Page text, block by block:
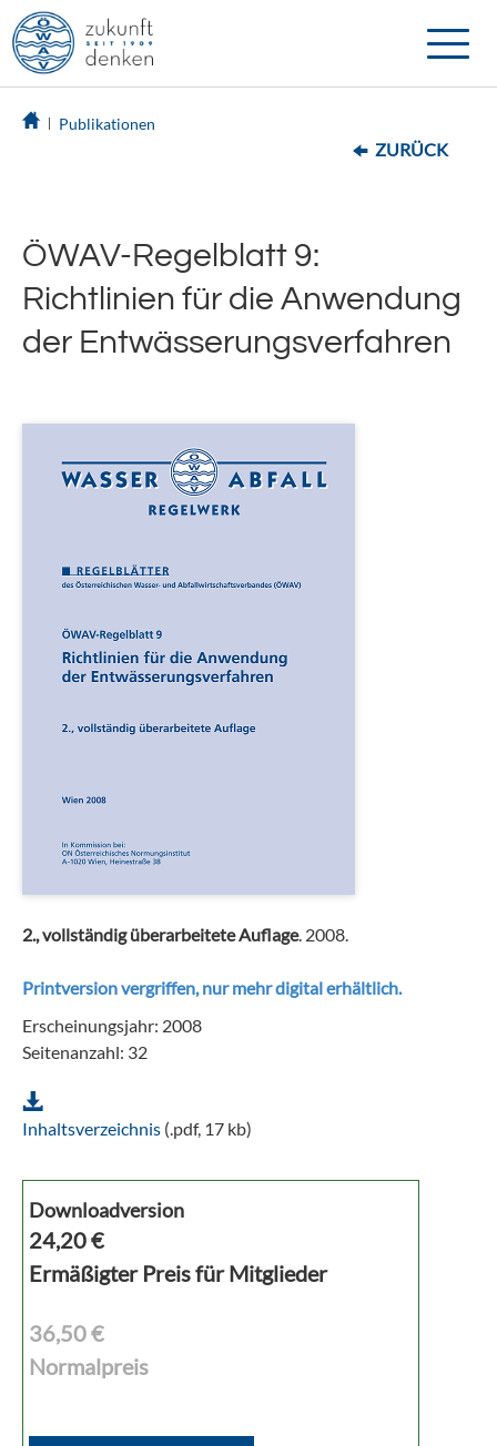
Toggle
Publikationen
ZURÜCK
ÖWAV-Regelblatt 9:
Richtlinien für die Anwendung
der Entwässerungsverfahren
2., vollständig überarbeitete Auflage. 2008.
Printversion vergriffen, nur mehr digital erhältlich.
Erscheinungsjahr: 2008
Seitenanzahl: 32
Inhaltsverzeichnis (.pdf, 17 kb)
Downloadversion
24,20€
Ermäßigter Preis für Mitglieder
36,50 €
Normalpreis